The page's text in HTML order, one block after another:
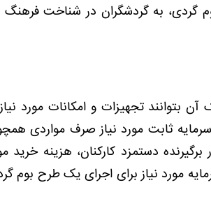
گردی، به گردشگران در شناخت
بتوانند تجهیزات و امکانات مورد
ثابت مورد نیاز صرف مواردی
دستمزد کارکنان، هزینه خرید
مورد نیاز برای اجرای یک طرح بوم